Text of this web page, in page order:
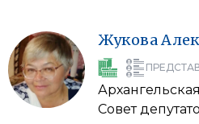
Жукова
Совет